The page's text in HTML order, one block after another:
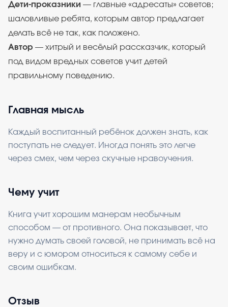
Дети-проказники — главные «адресаты» советов;
шаловливые ребята, которым автор предлагает
делать всё не так, как положено.
Автор — хитрый и весёлый рассказчик, который
под видом вредных советов учит детей
правильному поведению.
Главная мысль
Каждый воспитанный ребёнок должен знать, как
поступать не следует. Иногда понять это легче
через смех, чем через скучные нравоучения.
Чему учит
Книга учит хорошим манерам необычным
способом — от противного. Она показывает, что
нужно думать своей головой, не принимать всё на
веру и с юмором относиться к самому себе и
своим ошибкам.
Отзыв